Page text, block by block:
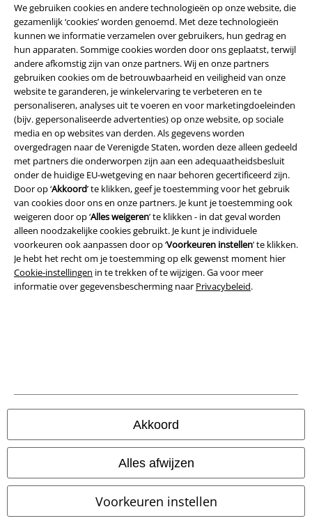
We gebruiken cookies en andere technologieën op onze website, die
gezamenlijk ‘cookies’ worden genoemd. Met deze technologieën
kunnen we informatie verzamelen over gebruikers, hun gedrag en
hun apparaten. Sommige cookies worden door ons geplaatst, terwijl
andere afkomstig zijn van onze partners. Wij en onze partners
gebruiken cookies om de betrouwbaarheid en veiligheid van onze
website te garanderen, je winkelervaring te verbeteren en te
personaliseren, analyses uit te voeren en voor marketingdoeleinden
(bijv. gepersonaliseerde advertenties) op onze website, op sociale
media en op websites van derden. Als gegevens worden
overgedragen naar de Verenigde Staten, worden deze alleen gedeeld
met partners die onderworpen zijn aan een adequaatheidsbesluit
onder de huidige EU-wetgeving en naar behoren gecertificeerd zijn.
Door op ‘Akkoord’ te klikken, geef je toestemming voor het gebruik
van cookies door ons en onze partners. Je kunt je toestemming ook
weigeren door op ‘Alles weigeren’ te klikken - in dat geval worden
alleen noodzakelijke cookies gebruikt. Je kunt je individuele
voorkeuren ook aanpassen door op ‘Voorkeuren instellen’ te klikken.
Je hebt het recht om je toestemming op elk gewenst moment hier
Cookie-instellingen in te trekken of te wijzigen. Ga voor meer
informatie over gegevensbescherming naar Privacybeleid.
Akkoord
Alles afwijzen
Voorkeuren instellen
Legal
Algemene Voorwaarden
Bedrijfsgegevens
Privacyverklaring
Verklaring van conformiteit
wettelijke BTW
© 1986-2026 Large Popmerchandising B.V.
Onze online shops